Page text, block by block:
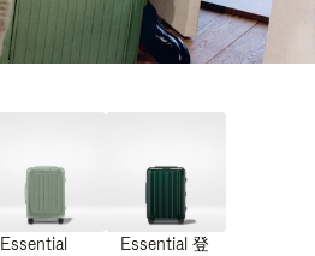
Essential
Essential 登